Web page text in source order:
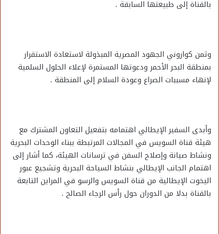
بالقناة إلى طبيعتها السابقة .
وثمن كواروني الجهود المصرية المبذولة لاستعادة الاستقرار
بمنطقة البحر الأحمر ودعوتها المستمرة لإعلاء الحلول السلمية
لإنهاء مسببات الصراع وعودة السلام إلى المنطقة .
وأبدى السفير الإيطالي اهتمامه بتفعيل التعاون المشترك مع
هيئة قناة السويس في المجالات المرتبطة ببناء الوحدات البحرية
ونشاط صيانة وإصلاح السفن في ترسانات الهيئة، كما أشار إلى
اهتمام الجانب الإيطالي بنشاط السياحة البحرية وتشجيع عبور
اليخوت الإيطالية من قناة السويس والرسو في المراين التابعة
بالقناة بدلا من الدوران حول رأس الرجاء الصالح .